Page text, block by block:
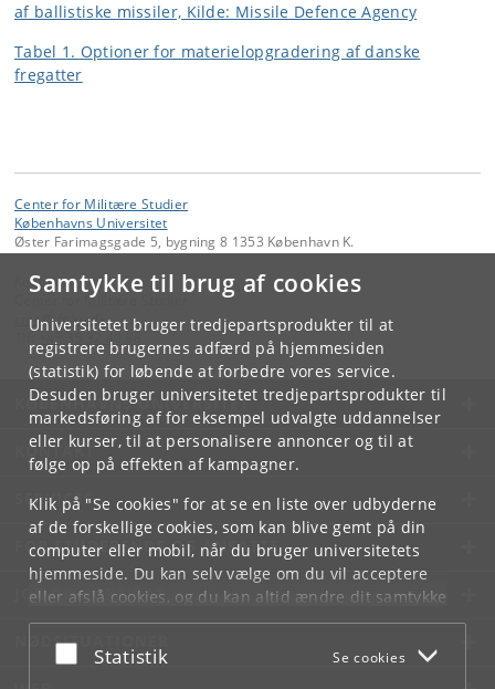
Samtykke til brug af cookies
Universitetet bruger tredjepartsprodukter til at
registrere brugernes adfærd på hjemmesiden
(statistik) for løbende at forbedre vores service.
Desuden bruger universitetet tredjepartsprodukter til
markedsføring af for eksempel udvalgte uddannelser
eller kurser, til at personalisere annoncer og til at
følge op på effekten af kampagner.
Klik på "Se cookies" for at se en liste over udbyderne
af de forskellige cookies, som kan blive gemt på din
computer eller mobil, når du bruger universitetets
hjemmeside. Du kan selv vælge om du vil acceptere
eller afslå cookies, og du kan altid ændre dit samtykke
underCookie- og privatlivspolitiksom du finder i
bunden af hver side.
Acceptér eller afslå
Statistik Se cookies
af ballistiske missiler, Kilde: Missile Defence Agency
Tabel 1. Optioner for materielopgradering af danske
fregatter
Center for Militære Studier
Københavns Universitet
Øster Farimagsgade 5, bygning 8 1353 København K.
Kontakt:
Center for Militære Studier
cms@ifs. ku.dk
KØBENHAVNS UNIVERSITET
KONTAKT
SERVICES
FOR STUDERENDE OG ANSATTE
JOB OG KARRIERE
NØDSITUATIONER